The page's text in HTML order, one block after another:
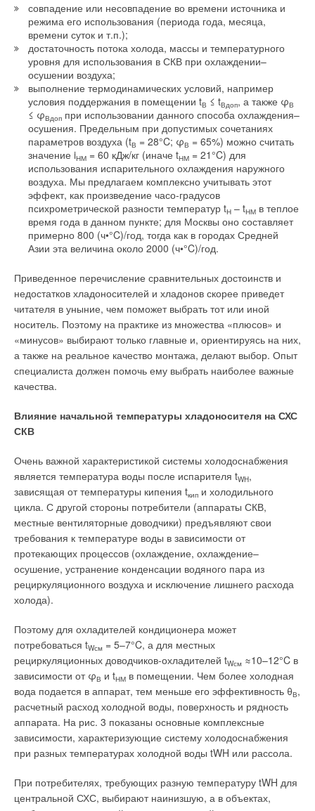
совпадение или несовпадение во времени источника и
режима его использования (периода года, месяца,
времени суток и т.п.);
достаточность потока холода, массы и температурного
уровня для использования в СКВ при охлаждении–
осушении воздуха;
выполнение термодинамических условий, например
условия поддержания в помещении tВ ≤ tВдоп, а также φВ
≤ φВдоп при использовании данного способа охлаждения–
осушения. Предельным при допустимых сочетаниях
параметров воздуха (tВ = 28°C; φВ = 65%) можно считать
значение iНМ = 60 кДж/кг (иначе tНМ = 21°C) для
использования испарительного охлаждения наружного
воздуха. Мы предлагаем комплексно учитывать этот
эффект, как произведение часо-градусов
психрометрической разности температур tН – tНМ в теплое
время года в данном пункте; для Москвы оно составляет
примерно 800 (ч•°C)/год, тогда как в городах Средней
Азии эта величина около 2000 (ч•°C)/год.
Приведенное перечисление сравнительных достоинств и
недостатков хладоносителей и хладонов скорее приведет
читателя в уныние, чем поможет выбрать тот или иной
носитель. Поэтому на практике из множества «плюсов» и
«минусов» выбирают только главные и, ориентируясь на них,
а также на реальное качество монтажа, делают выбор. Опыт
специалиста должен помочь ему выбрать наиболее важные
качества.
Влияние начальной температуры хладоносителя на СХС
СКВ
Очень важной характеристикой системы холодоснабжения
является температура воды после испарителя tWH,
зависящая от температуры кипения tкип и холодильного
цикла. С другой стороны потребители (аппараты СКВ,
местные вентиляторные доводчики) предъявляют свои
требования к температуре воды в зависимости от
протекающих процессов (охлаждение, охлаждение–
осушение, устранение конденсации водяного пара из
рециркуляционного воздуха и исключение лишнего расхода
холода).
Поэтому для охладителей кондиционера может
потребоваться tWсм = 5–7°C, а для местных
рециркуляционных доводчиков-охладителей tWсм ≈10–12°C в
зависимости от φВ и tНМ в помещении. Чем более холодная
вода подается в аппарат, тем меньше его эффективность θВ,
расчетный расход холодной воды, поверхность и рядность
аппарата. На рис. 3 показаны основные комплексные
зависимости, характеризующие систему холодоснабжения
при разных температурах холодной воды tWH или рассола.
При потребителях, требующих разную температуру tWH для
центральной СХС, выбирают наинизшую, а в объектах,